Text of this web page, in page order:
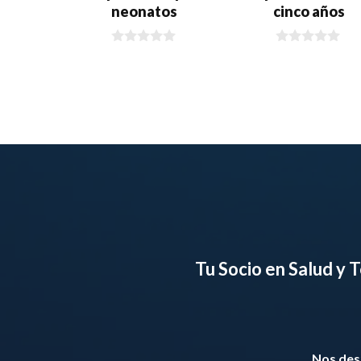
neonatos
cinco años
Tu Socio en Salud y